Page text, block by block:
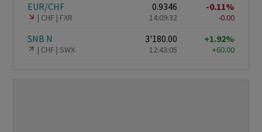
EUR/CHF
CHF FXR
0.9346
14:09:32
-0.11%
-0.00
SNB N
CHF SWX
3'180.00
12:43:05
+1.92%
+60.00